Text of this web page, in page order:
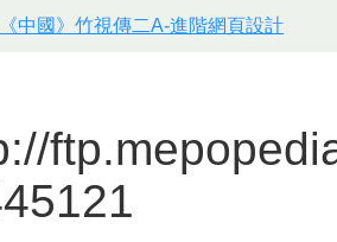
中國》竹視傳二A-進階網頁設計